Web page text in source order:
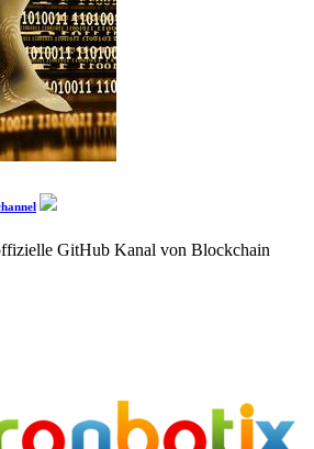
GitHub Kanal von Blockchain